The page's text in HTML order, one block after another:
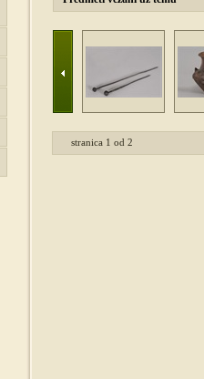
stranica 1 od 2